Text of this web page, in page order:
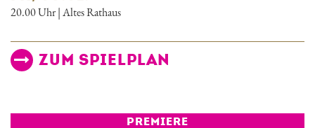
20.00 Uhr | Altes Rathaus
ZUM SPIELPLAN
PREMIERE